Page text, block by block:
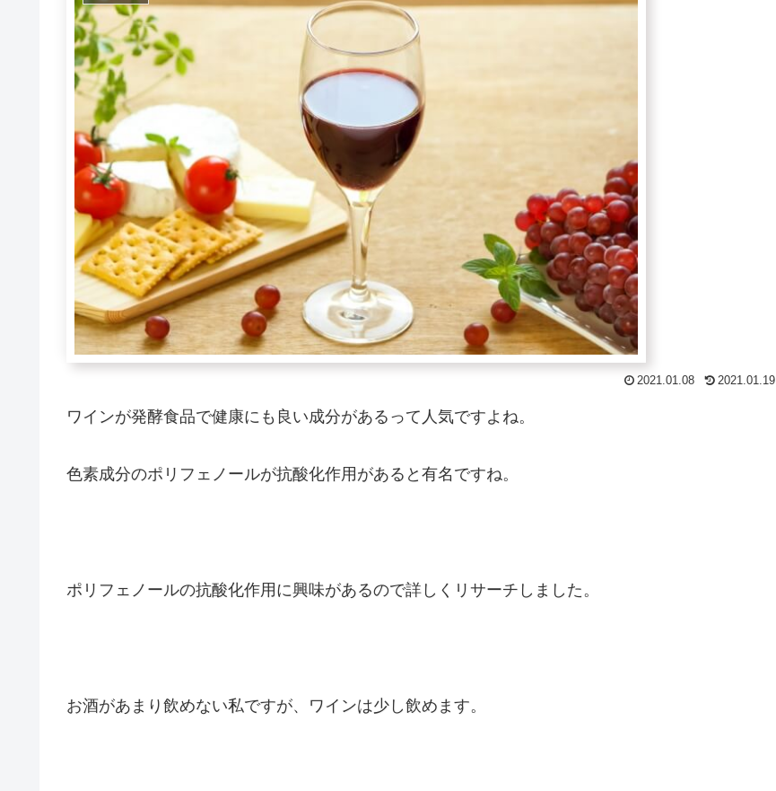
2021.01.08 2021.01.19
ワインが発酵食品で健康にも良い成分があるって人気ですよね。
色素成分のポリフェノールが抗酸化作用があると有名ですね。
ポリフェノールの抗酸化作用に興味があるので詳しくリサーチしました。
お酒があまり飲めない私ですが、ワインは少し飲めます。